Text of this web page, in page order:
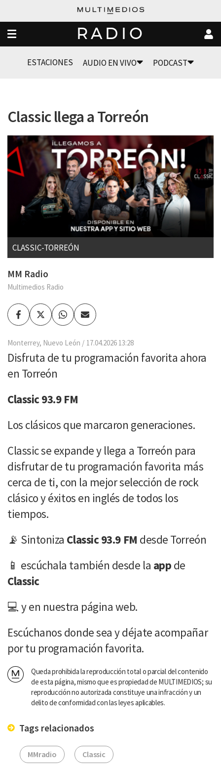
RADIO
ESTACIONES AUDIO EN VIVO PODCAST
Classic llega a Torreón
CLASSIC-TORREÓN
MM Radio
Multimedios Radio
FacebookTwitterWhatsapp
Enviar
por
Monterrey, Nuevo León 17.04.2026 13:28
Disfruta de tu programación favorita ahora
en Torreón
Classic 93.9 FM
Los clásicos que marcaron generaciones.
Classic se expande y llega a Torreón para
disfrutar de tu programación favorita más
cerca de ti, con la mejor selección de rock
clásico y éxitos en inglés de todos los
tiempos.
📡 Sintoniza Classic 93.9 FM desde Torreón
📱 escúchala también desde la app de
Classic
💻 y en nuestra página web.
Escúchanos donde sea y déjate acompañar
por tu programación favorita.
Queda prohibida la reproducción total o parcial del contenido
de esta página, mismo que es propiedad de MULTIMEDIOS; su
reproducción no autorizada constituye una infracción y un
delito de conformidad con las leyes aplicables.
Tags relacionados
MMradio Classic